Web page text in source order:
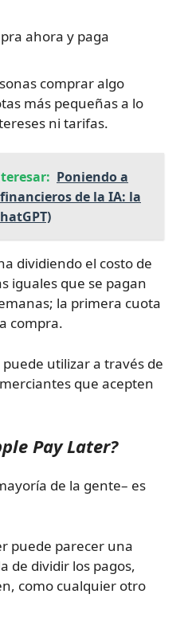
comprar algo
más pequeñas a lo
ni tarifas.
Poniendo a
de la IA: la
dividiendo el costo de
iguales que se pagan
la primera cuota
compra.
utilizar a través de
que acepten
Pay Later?
de la gente– es
puede parecer una
de dividir los pagos,
como cualquier otro